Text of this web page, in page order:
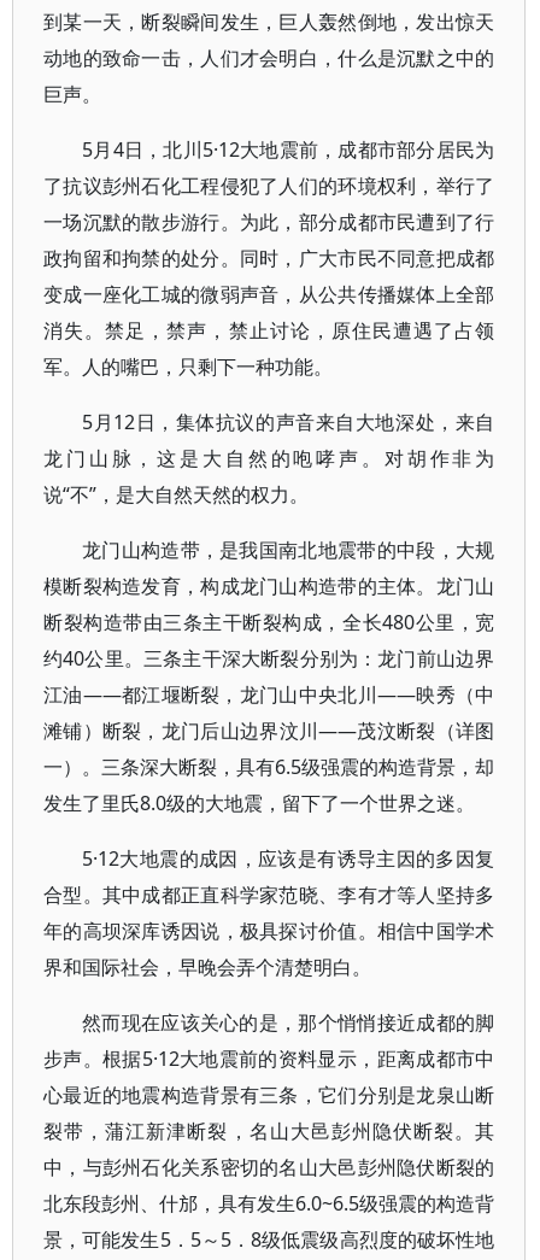
到某一天，断裂瞬间发生，巨人轰然倒地，发出惊天
动地的致命一击，人们才会明白，什么是沉默之中的
巨声。
5月4日，北川5·12大地震前，成都市部分居民为
了抗议彭州石化工程侵犯了人们的环境权利，举行了
一场沉默的散步游行。为此，部分成都市民遭到了行
政拘留和拘禁的处分。同时，广大市民不同意把成都
变成一座化工城的微弱声音，从公共传播媒体上全部
消失。禁足，禁声，禁止讨论，原住民遭遇了占领
军。人的嘴巴，只剩下一种功能。
5月12日，集体抗议的声音来自大地深处，来自
龙门山脉，这是大自然的咆哮声。对胡作非为
说“不”，是大自然天然的权力。
龙门山构造带，是我国南北地震带的中段，大规
模断裂构造发育，构成龙门山构造带的主体。龙门山
断裂构造带由三条主干断裂构成，全长480公里，宽
约40公里。三条主干深大断裂分别为：龙门前山边界
江油——都江堰断裂，龙门山中央北川——映秀（中
滩铺）断裂，龙门后山边界汶川——茂汶断裂（详图
一）。三条深大断裂，具有6.5级强震的构造背景，却
发生了里氏8.0级的大地震，留下了一个世界之迷。
5·12大地震的成因，应该是有诱导主因的多因复
合型。其中成都正直科学家范晓、李有才等人坚持多
年的高坝深库诱因说，极具探讨价值。相信中国学术
界和国际社会，早晚会弄个清楚明白。
然而现在应该关心的是，那个悄悄接近成都的脚
步声。根据5·12大地震前的资料显示，距离成都市中
心最近的地震构造背景有三条，它们分别是龙泉山断
裂带，蒲江新津断裂，名山大邑彭州隐伏断裂。其
中，与彭州石化关系密切的名山大邑彭州隐伏断裂的
北东段彭州、什邡，具有发生6.0~6.5级强震的构造背
景，可能发生5．5～5．8级低震级高烈度的破坏性地